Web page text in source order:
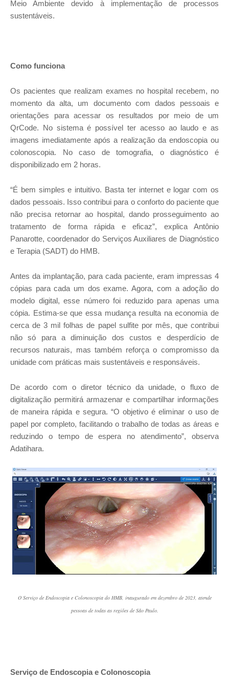
Meio Ambiente devido à implementação de processos
sustentáveis.
Como funciona
Os pacientes que realizam exames no hospital recebem, no
momento da alta, um documento com dados pessoais e
orientações para acessar os resultados por meio de um
QrCode. No sistema é possível ter acesso ao laudo e as
imagens imediatamente após a realização da endoscopia ou
colonoscopia. No caso de tomografia, o diagnóstico é
disponibilizado em 2 horas.
“É bem simples e intuitivo. Basta ter internet e logar com os
dados pessoais. Isso contribui para o conforto do paciente que
não precisa retornar ao hospital, dando prosseguimento ao
tratamento de forma rápida e eficaz”, explica Antônio
Panarotte, coordenador do Serviços Auxiliares de Diagnóstico
e Terapia (SADT) do HMB.
Antes da implantação, para cada paciente, eram impressas 4
cópias para cada um dos exame. Agora, com a adoção do
modelo digital, esse número foi reduzido para apenas uma
cópia. Estima-se que essa mudança resulta na economia de
cerca de 3 mil folhas de papel sulfite por mês, que contribui
não só para a diminuição dos custos e desperdício de
recursos naturais, mas também reforça o compromisso da
unidade com práticas mais sustentáveis e responsáveis.
De acordo com o diretor técnico da unidade, o fluxo de
digitalização permitirá armazenar e compartilhar informações
de maneira rápida e segura. “O objetivo é eliminar o uso de
papel por completo, facilitando o trabalho de todas as áreas e
reduzindo o tempo de espera no atendimento”, observa
Adatihara.
O Serviço de Endoscopia e Colonoscopia do HMB, inaugurado em dezembro de 2023, atende
pessoas de todas as regiões de São Paulo.
Serviço de Endoscopia e Colonoscopia